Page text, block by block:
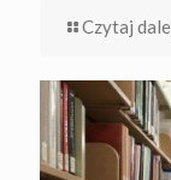
Czytaj